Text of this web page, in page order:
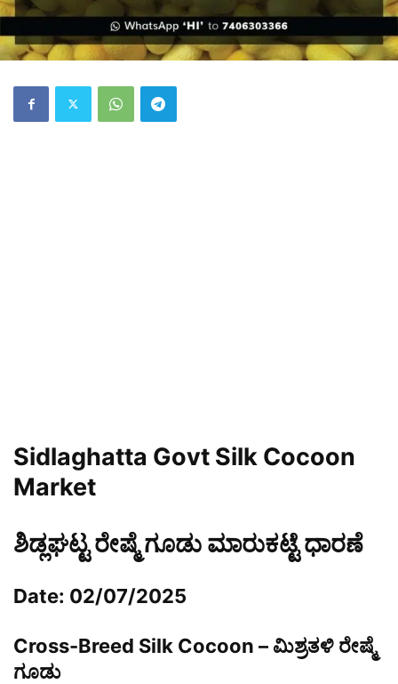
Sidlaghatta Govt Silk Cocoon
Market
ಶಿಡ್ಲಘಟ್ಟ ರೇಷ್ಮೆ ಗೂಡು ಮಾರುಕಟ್ಟೆ ಧಾರಣೆ
Date: 02/07/2025
Cross-Breed Silk Cocoon – ಮಿಶ್ರತಳಿ ರೇಷ್ಮೆ
ಗೂಡು